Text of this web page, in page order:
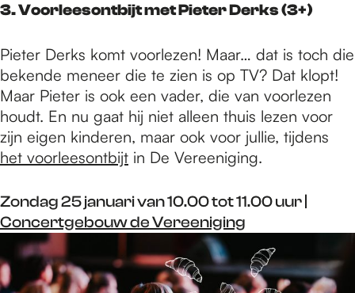
3. Voorleesontbijt met Pieter Derks (3+)
Pieter Derks komt voorlezen! Maar… dat is toch die
bekende meneer die te zien is op TV? Dat klopt!
Maar Pieter is ook een vader, die van voorlezen
houdt. En nu gaat hij niet alleen thuis lezen voor
zijn eigen kinderen, maar ook voor jullie, tijdens
het voorleesontbijt in De Vereeniging.
Zondag 25 januari van 10.00 tot 11.00 uur |
Concertgebouw de Vereeniging